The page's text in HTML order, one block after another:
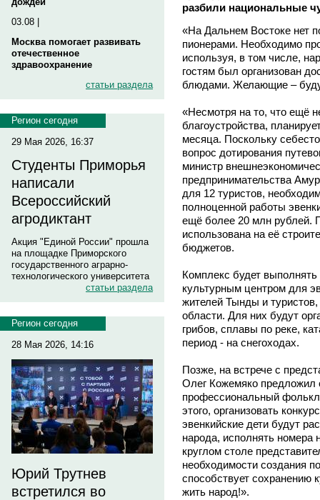
03.08 |
Москва помогает развивать
отечественное
здравоохранение
статьи раздела
Регион сегодня
29 Мая 2026, 16:37
Студенты Приморья
написали
Всероссийский
агродиктант
Акция "Единой России" прошла
на площадке Приморского
государственного аграрно-
технологического университета
статьи раздела
Регион сегодня
28 Мая 2026, 14:16
Юрий Трутнев
встретился во
разбили национальные
«На Дальнем Востоке нет
пионерами. Необходимо
используя, в том числе,
гостям был организован
блюдами. Желающие –
«Несмотря на то, что ещё
благоустройства,
месяца. Поскольку
вопрос дотирования
министр
предпринимательства
для 12 туристов,
полноценной работы
ещё более 20 млн рублей.
использована на её
бюджетов.
Комплекс будет
культурным центром для
жителей Тынды и
области. Для них будут
грибов, сплавы по реке,
период - на снегоходах.
Позже, на встрече с
Олег Кожемяко предложил
профессиональный
этого, организовать
эвенкийские дети будут
народа, исполнять номера
круглом столе
необходимости создания
способствует сохранению
жить народ!».